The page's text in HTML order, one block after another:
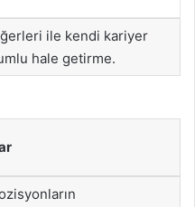
ile kendi kariyer
hale getirme.